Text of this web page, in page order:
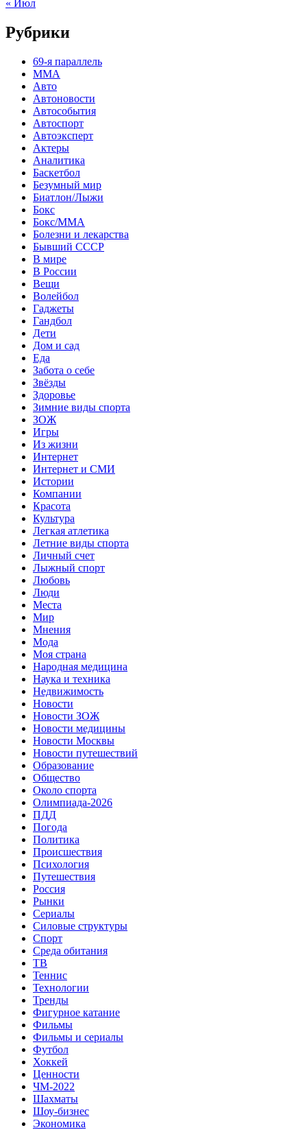
« Июл
Рубрики
69-я параллель
MMA
Авто
Автоновости
Автособытия
Автоспорт
Автоэксперт
Актеры
Аналитика
Баскетбол
Безумный мир
Биатлон/Лыжи
Бокс
Бокс/MMA
Болезни и лекарства
Бывший СССР
В мире
В России
Вещи
Волейбол
Гаджеты
Гандбол
Дети
Дом и сад
Еда
Забота о себе
Звёзды
Здоровье
Зимние виды спорта
ЗОЖ
Игры
Из жизни
Интернет
Интернет и СМИ
Истории
Компании
Красота
Культура
Легкая атлетика
Летние виды спорта
Личный счет
Лыжный спорт
Любовь
Люди
Места
Мир
Мнения
Мода
Моя страна
Народная медицина
Наука и техника
Недвижимость
Новости
Новости ЗОЖ
Новости медицины
Новости Москвы
Новости путешествий
Образование
Общество
Около спорта
Олимпиада-2026
ПДД
Погода
Политика
Происшествия
Психология
Путешествия
Россия
Рынки
Сериалы
Силовые структуры
Спорт
Среда обитания
ТВ
Теннис
Технологии
Тренды
Фигурное катание
Фильмы
Фильмы и сериалы
Футбол
Хоккей
Ценности
ЧМ-2022
Шахматы
Шоу-бизнес
Экономика